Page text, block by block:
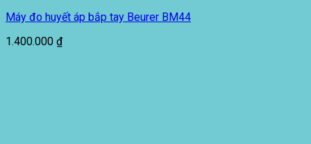
Máy đo huyết áp bắp tay Beurer BM44
1.400.000 ₫